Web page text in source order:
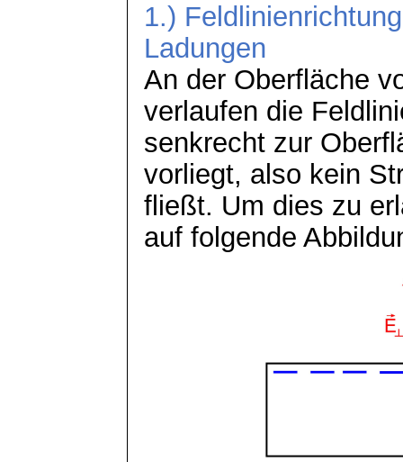
1.)
Ladungen
An der Oberfläche
verlaufen die
senkrecht zur
vorliegt, also kein
fließt. Um dies zu
auf folgende